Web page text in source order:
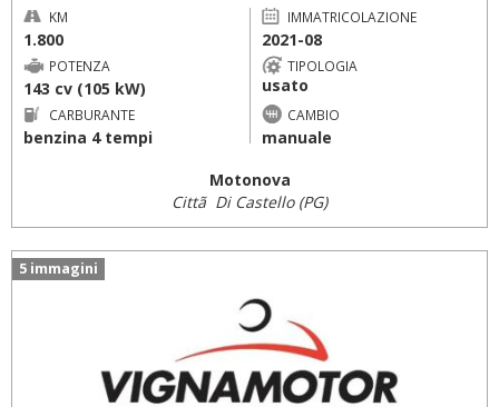
KM
1.800
IMMATRICOLAZIONE
2021-08
POTENZA
143 cv (105 kW)
TIPOLOGIA
usato
CARBURANTE
benzina 4 tempi
CAMBIO
manuale
Motonova
Cittã Di Castello (PG)
5 immagini